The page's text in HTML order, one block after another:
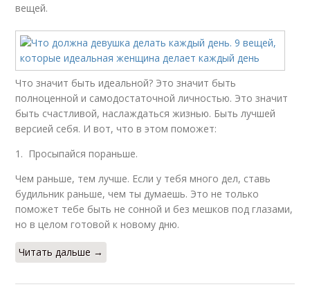
вещей.
Что значит быть идеальной? Это значит быть
полноценной и самодостаточной личностью. Это значит
быть счастливой, наслаждаться жизнью. Быть лучшей
версией себя. И вот, что в этом поможет:
1. Просыпайся пораньше.
Чем раньше, тем лучше. Если у тебя много дел, ставь
будильник раньше, чем ты думаешь. Это не только
поможет тебе быть не сонной и без мешков под глазами,
но в целом готовой к новому дню.
Читать дальше →